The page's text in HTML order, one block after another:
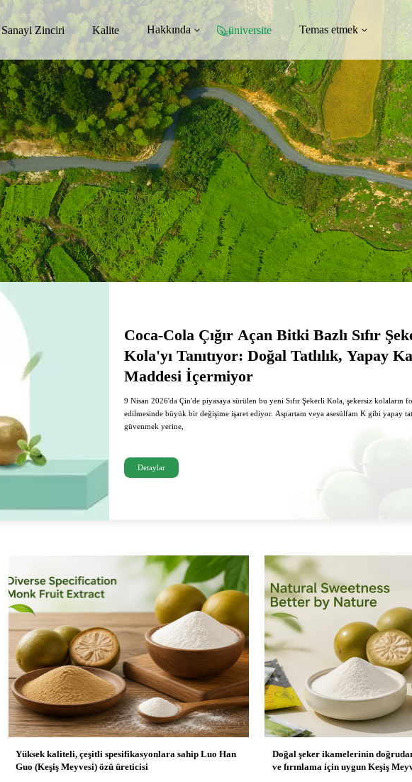
Sanayi Zinciri Kalite Hakkında üniversite Temas etmek
Coca‑Cola Çığır Açan Bitki Bazlı Sıfır
Kola'yı Tanıtıyor: Doğal Tatlılık, Yapay
Maddesi İçermiyor
9 Nisan 2026'da Çin'de piyasaya sürülen bu yeni Sıfır Şekerli Kola, şekersiz kolaların
edilmesinde büyük bir değişime işaret ediyor. Aspartam veya asesülfam K gibi yapay
güvenmek yerine,
Detaylar
Yüksek kaliteli, çeşitli spesifikasyonlara sahip Luo Han
Guo (Keşiş Meyvesi) özü üreticisi
Doğal şeker ikamelerinin
ve fırınlama için uygun Keşiş